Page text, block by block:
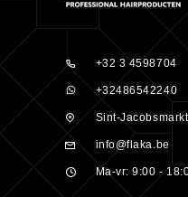
+32 3 4598704
+32486542240
Sint-
info@flaka.be
Ma-vr: 9:00 -